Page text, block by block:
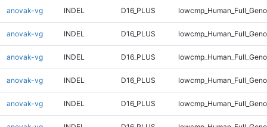
anovak-vg INDEL D16_PLUS
anovak-vg INDEL D16_PLUS
anovak-vg INDEL D16_PLUS
anovak-vg INDEL D16_PLUS
anovak-vg INDEL D16_PLUS